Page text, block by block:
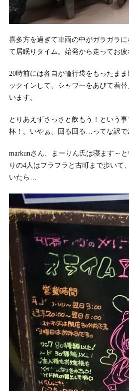
喜多方を過ぎて車両の中がガラガラ
て居眠りタイム。始発から走ってお疲
20時前には各自が輪行袋をもったま
ックインして、シャワーをあびて着
います。
とりあえずさっさと飲もう！という
杯！。いやぁ、回る回る…ってな訳で
markunさん、まーりん氏は寝ます～
りの4人はフラフラと古町まで歩いて
いたら…